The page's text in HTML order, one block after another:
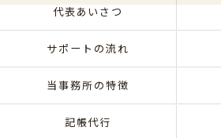
代表あいさつ
サポートの流れ
当事務所の特徴
記帳代行